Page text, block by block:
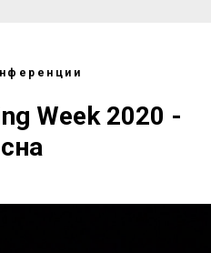
Week 2020 -